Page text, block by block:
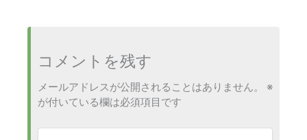
コメントを残す
メールアドレスが公開されることはありません。
※
が付いている欄は必須項目です